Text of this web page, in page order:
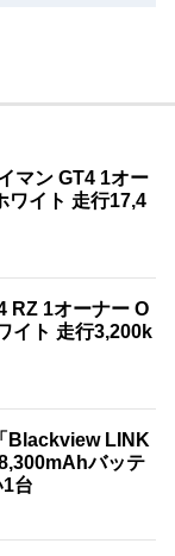
マン GT4 1オー
ワイト 走行17,4
RZ 1オーナー O
イト 走行3,200k
Blackview LINK
バッテ
台